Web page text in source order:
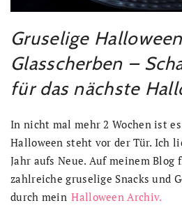
Gruselige
Glasscherben –
für das nächste
In nicht mal mehr 2 Wochen ist
Halloween steht vor der Tür. Ich
Jahr aufs Neue. Auf meinem Blog
zahlreiche gruselige Snacks und
durch mein Halloween Archiv.